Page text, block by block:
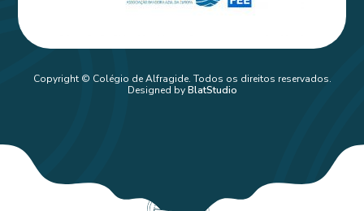
Copyright © Colégio de Alfragide. Todos os direitos reservados.
Designed byBlatStudio